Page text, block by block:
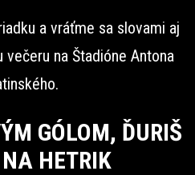
a vráťme sa slovami aj
na Štadióne Antona
GÓLOM, ĎURIŠ
HETRIK